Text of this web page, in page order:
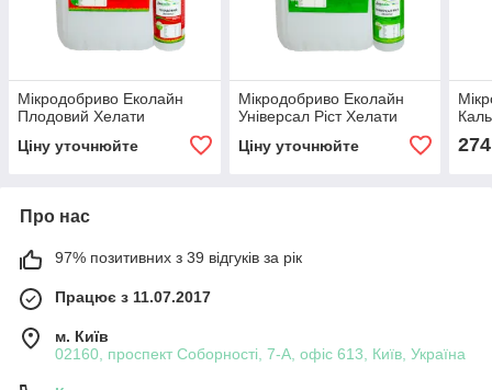
Мікродобриво Еколайн
Плодовий Хелати
Ціну уточнюйте
Мікродобриво Еколайн
Універсал Ріст Хелати
Ціну уточнюйте
274
Про нас
97% позитивних з 39 відгуків за рік
Працює з 11.07.2017
м. Київ
02160, проспект Соборності, 7-А, офіс 613, Київ, Україна